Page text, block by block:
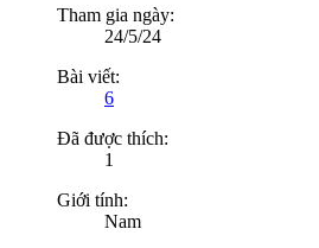
Tham gia ngày:
24/5/24
Bài viết:
6
Đã được thích:
1
Giới tính:
Nam